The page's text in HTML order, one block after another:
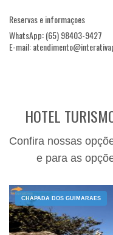
Reservas e informaçoes
WhatsApp: (65) 98403-9427
E-mail:
HOTEL
Confira nossas
e para as
CHAPADA DOS GUIMARAES